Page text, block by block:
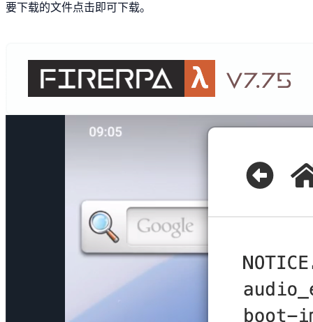
要下载的文件点击即可下载。